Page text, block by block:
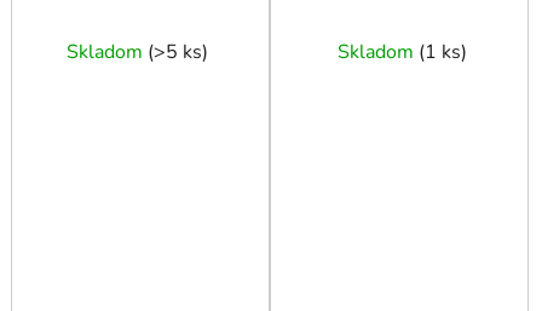
Skladom (>5 ks)
Skladom (1 ks)